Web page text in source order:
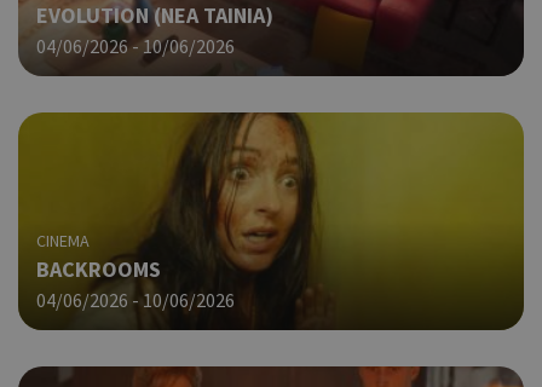
EVOLUTION (ΝΕΑ ΤΑΙΝΙΑ)
04/06/2026 - 10/06/2026
CINEMA
BACKROOMS
04/06/2026 - 10/06/2026